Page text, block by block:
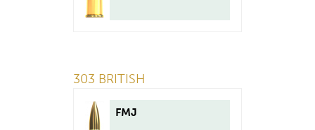
303 BRITISH
FMJ